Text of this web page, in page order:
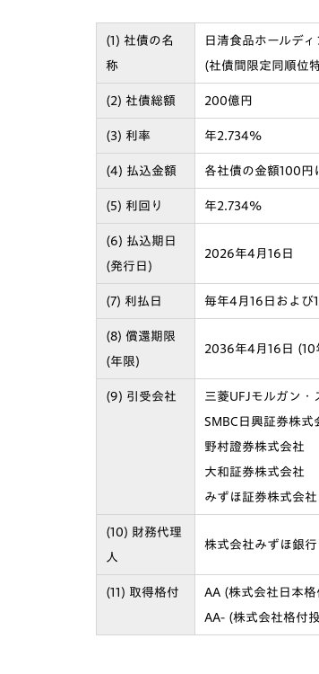
(1) 社債の名
称
日清食品ホールデ
(社債間限定同順位
(2) 社債総額 200億円
(3) 利率 年2.734%
(4) 払込金額 各社債の金額100円
(5) 利回り 年2.734%
(6) 払込期日
(発行日)
2026年4月16日
(7) 利払日 毎年4月16日および
(8) 償還期限
(年限)
2036年4月16日 (10
(9) 引受会社
三菱UFJモルガン・
SMBC日興証券株式
野村證券株式会社
大和証券株式会社
みずほ証券株式会社
(10) 財務代理
人
株式会社みずほ銀行
(11) 取得格付
AA (株式会社日本
AA- (株式会社格付